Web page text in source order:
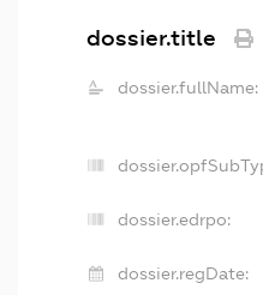
dossier.title
dossier.fullName:
dossier.edrpo:
dossier.regDate: